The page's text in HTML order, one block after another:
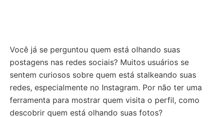
Você já se perguntou quem está olhando suas
postagens nas redes sociais? Muitos usuários se
sentem curiosos sobre quem está stalkeando suas
redes, especialmente no Instagram. Por não ter uma
ferramenta para mostrar quem visita o perfil, como
descobrir quem está olhando suas fotos?